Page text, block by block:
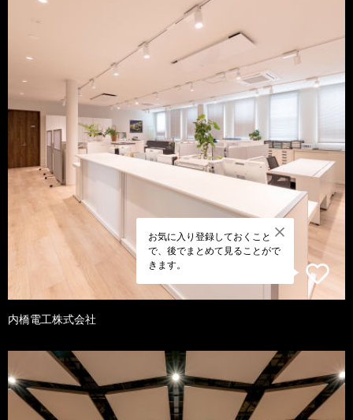
お気に入り登録しておくこと
で、後でまとめて見ることがで
きます。
内橋電工株式会社